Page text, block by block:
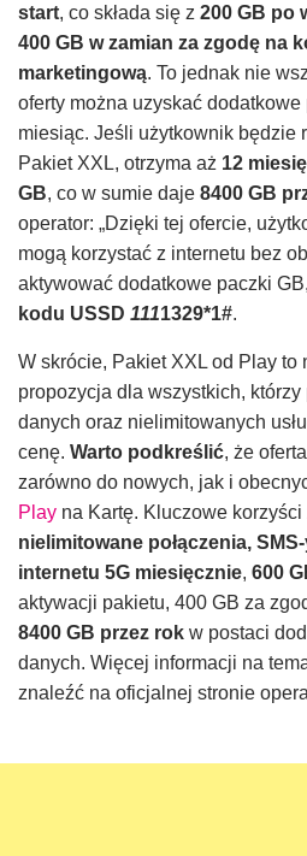
start, co składa się z 200 GB po
400 GB w zamian za zgodę na
marketingową. To jednak nie
oferty można uzyskać
miesiąc. Jeśli użytkownik będzie
Pakiet XXL, otrzyma aż 12
GB, co w sumie daje 8400 GB
operator: „Dzięki tej ofercie,
mogą korzystać z internetu bez
aktywować dodatkowe paczki
kodu USSD 1111329*1#.
W skrócie, Pakiet XXL od Play to
propozycja dla wszystkich,
danych oraz nielimitowanych
cenę. Warto podkreślić, że
zarówno do nowych, jak i
Play na Kartę. Kluczowe korzyści
nielimitowane połączenia,
internetu 5G miesięcznie, 600
aktywacji pakietu, 400 GB za
8400 GB przez rok w postaci
danych. Więcej informacji na
znaleźć na oficjalnej stronie